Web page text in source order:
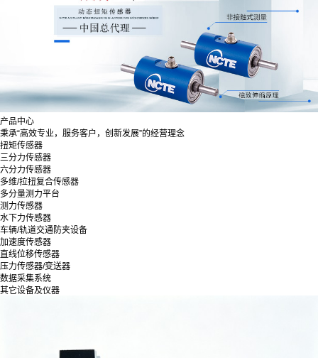
产品中心
秉承“高效专业，服务客户，创新发展”的经营理念
扭矩传感器
三分力传感器
六分力传感器
多维/拉扭复合传感器
多分量测力平台
测力传感器
水下力传感器
车辆/轨道交通防夹设备
加速度传感器
直线位移传感器
压力传感器/变送器
数据采集系统
其它设备及仪器